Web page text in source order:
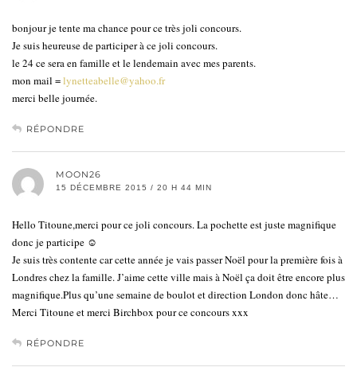
bonjour je tente ma chance pour ce très joli concours.
Je suis heureuse de participer à ce joli concours.
le 24 ce sera en famille et le lendemain avec mes parents.
mon mail =lynetteabelle@yahoo.fr
merci belle journée.
RÉPONDRE
MOON26
15 DÉCEMBRE 2015 / 20 H 44 MIN
Hello Titoune,merci pour ce joli concours. La pochette est juste magnifique
donc je participe ☺
Je suis très contente car cette année je vais passer Noël pour la première fois à
Londres chez la famille. J’aime cette ville mais à Noël ça doit être encore plus
magnifique.Plus qu’une semaine de boulot et direction London donc hâte…
Merci Titoune et merci Birchbox pour ce concours xxx
RÉPONDRE